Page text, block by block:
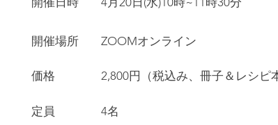
​開催場所 ZOOMオンライン
価格 2,800円（税込み、冊子＆レシピ
定員 4名